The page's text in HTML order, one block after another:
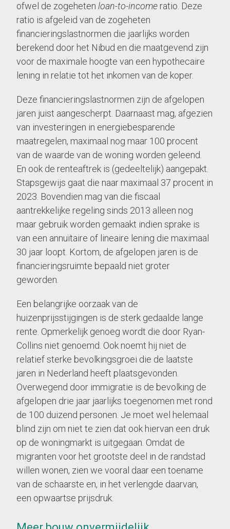
ofwel de zogehetenloan-to-income ratio. Deze
ratio is afgeleid van de zogeheten
financieringslastnormen die jaarlijks worden
berekend door het Nibud en die maatgevend zijn
voor de maximale hoogte van een hypothecaire
lening in relatie tot het inkomen van de koper.
Deze financieringslastnormen zijn de afgelopen
jaren juist aangescherpt. Daarnaast mag, afgezien
van investeringen in energiebesparende
maatregelen, maximaal nog maar 100 procent
van de waarde van de woning worden geleend.
En ook de renteaftrek is (gedeeltelijk) aangepakt.
Stapsgewijs gaat die naar maximaal 37 procent in
2023. Bovendien mag van die fiscaal
aantrekkelijke regeling sinds 2013 alleen nog
maar gebruik worden gemaakt indien sprake is
van een annuïtaire of lineaire lening die maximaal
30 jaar loopt. Kortom, de afgelopen jaren is de
financieringsruimte bepaald niet groter
geworden.
Een belangrijke oorzaak van de
huizenprijsstijgingen is de sterk gedaalde lange
rente. Opmerkelijk genoeg wordt die door Ryan-
Collins niet genoemd. Ook noemt hij niet de
relatief sterke bevolkingsgroei die de laatste
jaren in Nederland heeft plaatsgevonden.
Overwegend door immigratie is de bevolking de
afgelopen drie jaar jaarlijks toegenomen met rond
de 100 duizend personen. Je moet wel helemaal
blind zijn om niet te zien dat ook hiervan een druk
op de woningmarkt is uitgegaan. Omdat de
migranten voor het grootste deel in de randstad
willen wonen, zien we vooral daar een toename
van de schaarste en, in het verlengde daarvan,
een opwaartse prijsdruk.